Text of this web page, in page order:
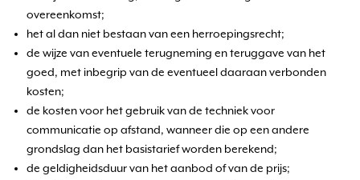
overeenkomst;
het al dan niet bestaan van een herroepingsrecht;
de wijze van eventuele terugneming en teruggave van het
goed, met inbegrip van de eventueel daaraan verbonden
kosten;
de kosten voor het gebruik van de techniek voor
communicatie op afstand, wanneer die op een andere
grondslag dan het basistarief worden berekend;
de geldigheidsduur van het aanbod of van de prijs;